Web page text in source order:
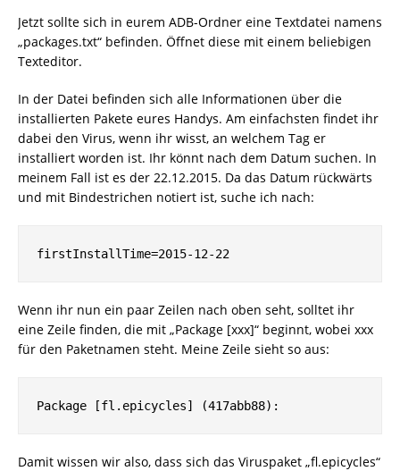
Jetzt sollte sich in eurem ADB-Ordner eine Textdatei namens
„packages.txt“ befinden. Öffnet diese mit einem beliebigen
Texteditor.
In der Datei befinden sich alle Informationen über die
installierten Pakete eures Handys. Am einfachsten findet ihr
dabei den Virus, wenn ihr wisst, an welchem Tag er
installiert worden ist. Ihr könnt nach dem Datum suchen. In
meinem Fall ist es der 22.12.2015. Da das Datum rückwärts
und mit Bindestrichen notiert ist, suche ich nach:
firstInstallTime=2015-12-22
Wenn ihr nun ein paar Zeilen nach oben seht, solltet ihr
eine Zeile finden, die mit „Package [xxx]“ beginnt, wobei xxx
für den Paketnamen steht. Meine Zeile sieht so aus:
Package [fl.epicycles] (417abb88):
Damit wissen wir also, dass sich das Viruspaket „fl.epicycles“